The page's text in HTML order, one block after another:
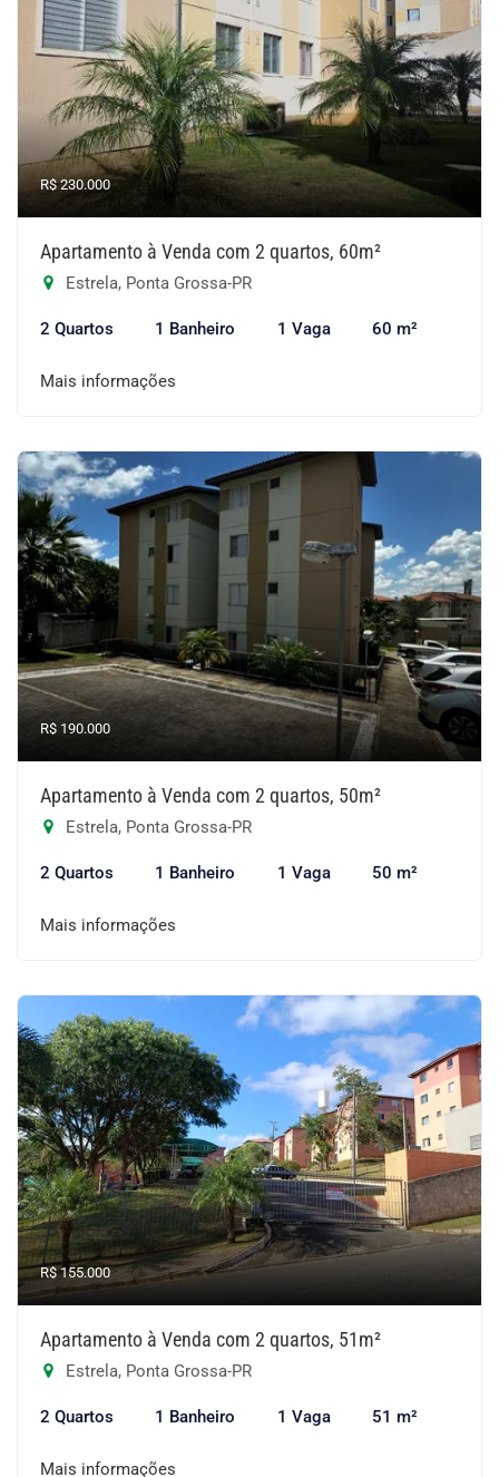
R$ 230.000
Apartamento à Venda com 2 quartos, 60m²
Estrela, Ponta Grossa-PR
2 Quartos 1 Banheiro 1 Vaga 60 m²
Mais informações
R$ 190.000
Apartamento à Venda com 2 quartos, 50m²
Estrela, Ponta Grossa-PR
2 Quartos 1 Banheiro 1 Vaga 50 m²
Mais informações
R$ 155.000
Apartamento à Venda com 2 quartos, 51m²
Estrela, Ponta Grossa-PR
2 Quartos 1 Banheiro 1 Vaga 51 m²
Mais informações